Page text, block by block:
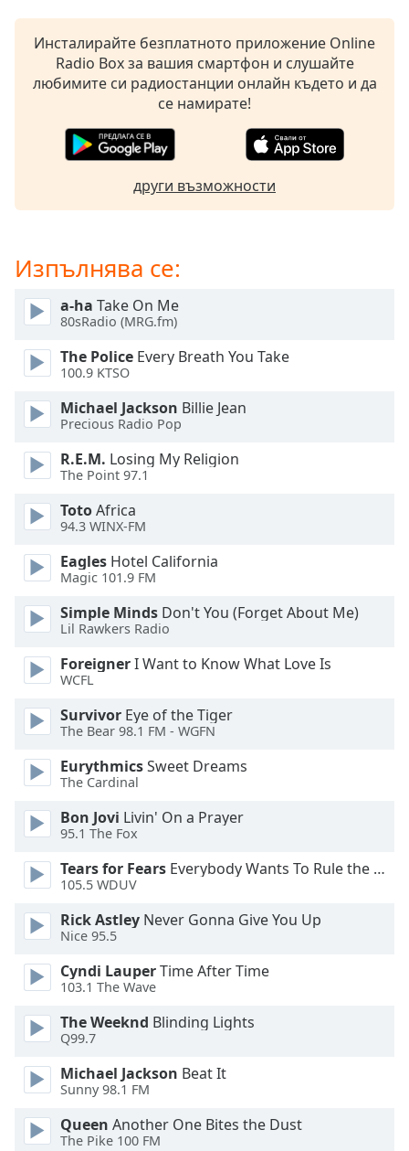
Remaining
Time-
descriptions
off
selected
Subtitles
subtitles
settings,
opens
settings
dialog
subtitles
off
Audio
Picture-
Picture
Fullscreen
modal
window.
Beginning
dialog
window.
cancel
and
close
window.
Text
Color
Opacity
Инсталирайте безплатното приложение Online
Radio Box за вашия смартфон и слушайте
любимите си радиостанции онлайн където и да
се намирате!
други възможности
Изпълнява се:
a-ha Take On Me
80sRadio (MRG.fm)
The Police Every Breath You Take
100.9 KTSO
Michael Jackson Billie Jean
Precious Radio Pop
R.E.M. Losing My Religion
The Point 97.1
TotoAfrica
94.3 WINX-FM
Eagles Hotel California
Magic 101.9 FM
Simple Minds Don't You (Forget About Me)
Lil Rawkers Radio
ForeignerI Want to Know What Love Is
WCFL
Survivor Eye of the Tiger
The Bear 98.1 FM - WGFN
EurythmicsSweet Dreams
The Cardinal
Bon Jovi Livin' On a Prayer
95.1 The Fox
Tears for Fears Everybody Wants To Rule the World
105.5 WDUV
Rick Astley Never Gonna Give You Up
Nice 95.5
Cyndi LauperTime After Time
103.1 The Wave
The Weeknd Blinding Lights
Q99.7
Michael Jackson Beat It
Sunny 98.1 FM
Queen Another One Bites the Dust
The Pike 100 FM